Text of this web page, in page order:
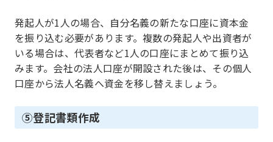
発起人が1人の場合、自分名義の新たな口座に資本金
を振り込む必要があります。複数の発起人や出資者が
いる場合は、代表者など1人の口座にまとめて振り込
みます。会社の法人口座が開設された後は、その個人
口座から法人名義へ資金を移し替えましょう。
⑤登記書類作成